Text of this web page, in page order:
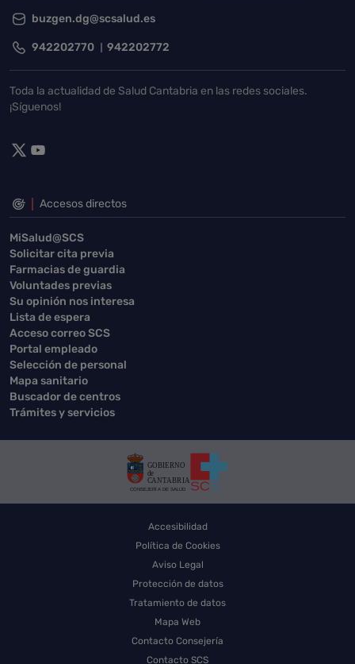
buzgen.dg@scsalud.es
942202770 942202772
Toda la actualidad de Salud Cantabria en las redes sociales.
¡Síguenos!
Accesos directos
MiSalud@SCS
Solicitar cita previa
Farmacias de guardia
Voluntades previas
Su opinión nos interesa
Lista de espera
Acceso correo SCS
Portal empleado
Selección de personal
Mapa sanitario
Buscador de centros
Trámites y servicios
Accesibilidad
Política de Cookies
Aviso Legal
Protección de datos
Tratamiento de datos
Mapa Web
Contacto Consejería
Contacto SCS